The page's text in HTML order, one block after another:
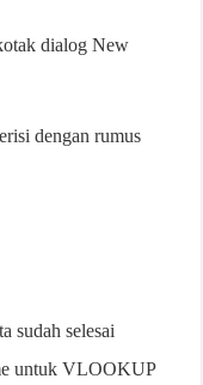
dialog New
dengan rumus
sudah selesai
untuk VLOOKUP